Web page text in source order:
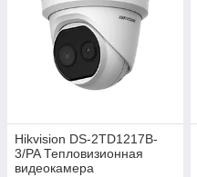
Hikvision DS-2TD1217B-
3/PA Тепловизионная
видеокамера